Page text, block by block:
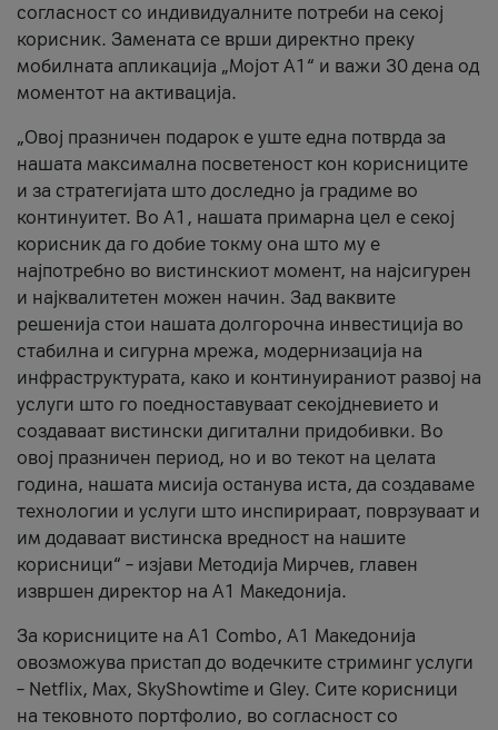
согласност со индивидуалните потреби на секој
корисник. Замената се врши директно преку
мобилната апликација „Мојот А1“ и важи 30 дена од
моментот на активација.
„Овој празничен подарок е уште една потврда за
нашата максимална посветеност кон корисниците
и за стратегијата што доследно ја градиме во
континуитет. Во А1, нашата примарна цел е секој
корисник да го добие токму она што му е
најпотребно во вистинскиот момент, на најсигурен
и најквалитетен можен начин. Зад ваквите
решенија стои нашата долгорочна инвестиција во
стабилна и сигурна мрежа, модернизација на
инфраструктурата, како и континуираниот развој на
услуги што го поедноставуваат секојдневието и
создаваат вистински дигитални придобивки. Во
овој празничен период, но и во текот на целата
година, нашата мисија останува иста, да создаваме
технологии и услуги што инспирираат, поврзуваат и
им додаваат вистинска вредност на нашите
корисници“ – изјави Методија Мирчев, главен
извршен директор на А1 Македонија.
За корисниците на A1 Combo, А1 Македонија
овозможува пристап до водечките стриминг услуги
– Netflix, Max, SkyShowtime и Gley. Сите корисници
на тековното портфолио, во согласност со